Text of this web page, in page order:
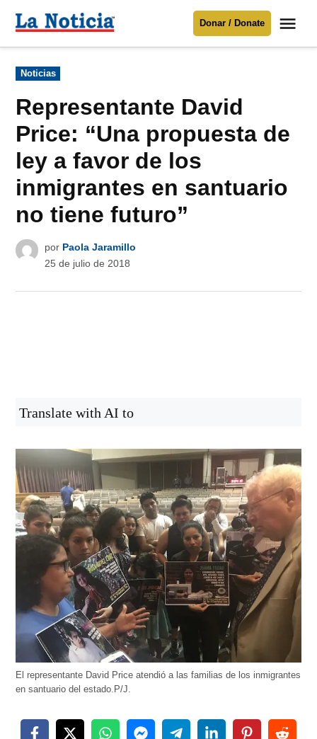
Para mantenerte informado necesitamos
Donar
contenido
Noticia
Donar / Donate
Publicado
en
Noticias
Representante David
Price: “Una propuesta de
ley a favor de los
inmigrantes en santuario
no tiene futuro”
por Paola Jaramillo
25 de julio de 2018
Translate with AI to
El representante David Price atendió a las familias de los inmigrantes
en santuario del estado.P/J.